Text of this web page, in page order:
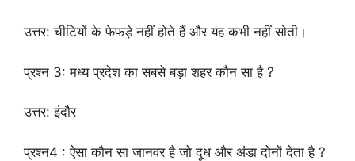
उत्तर: चीटियों के फेफड़े नहीं होते हैं और यह कभी नहीं सोती।
प्रश्न 3: मध्य प्रदेश का सबसे बड़ा शहर कौन सा है ?
उत्तर: इंदौर
प्रश्न4 : ऐसा कौन सा जानवर है जो दूध और अंडा दोनों देता है ?